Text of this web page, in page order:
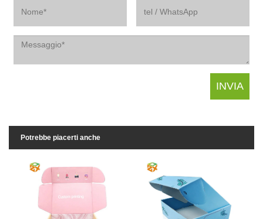
Potrebbe piacerti anche